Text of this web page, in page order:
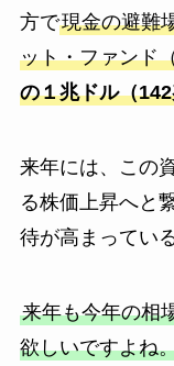
方で現金の避難
ット・ファンド
の１兆ドル（
来年には、この
る株価上昇へと
待が高まってい
来年も今年の相
欲しいですよね